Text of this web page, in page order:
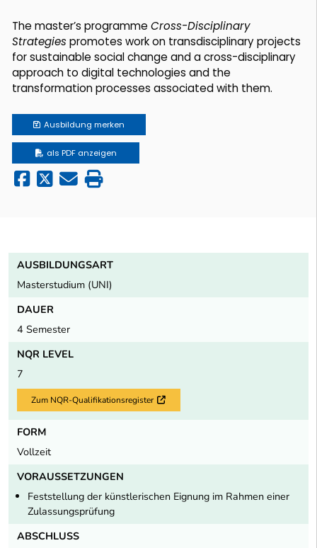
The master’s programme Cross-Disciplinary
Strategies promotes work on transdisciplinary projects
for sustainable social change and a cross-disciplinary
approach to digital technologies and the
transformation processes associated with them.
Ausbildung merken
als PDF anzeigen
AUSBILDUNGSART
Masterstudium (UNI)
DAUER
4 Semester
NQR LEVEL
7
Zum NQR-Qualifikationsregister Externer Link
FORM
Vollzeit
VORAUSSETZUNGEN
Fest­stel­lung der künstlerischen Eignung im Rahmen einer
Zulassungsprüfung
ABSCHLUSS